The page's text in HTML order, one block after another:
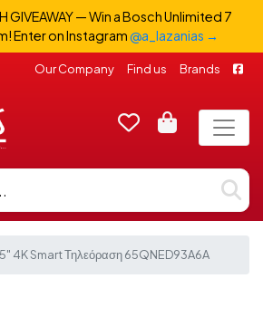
GIVEAWAY — Win a Bosch Unlimited 7
Enter on Instagram@a_lazanias →
Our Company Find us Brands
4K Smart Τηλεόραση 65QNED93A6A